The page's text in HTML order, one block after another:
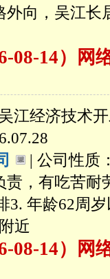
外向，吴江
08-14）网
江经济技术
| 公司性质
责，有吃苦
3. 年龄62周
近
08-14）网